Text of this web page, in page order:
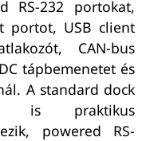
RS-232 portokat,
portot, USB client
CAN-bus
tápbemenetet és
A standard dock
is praktikus
powered RS-